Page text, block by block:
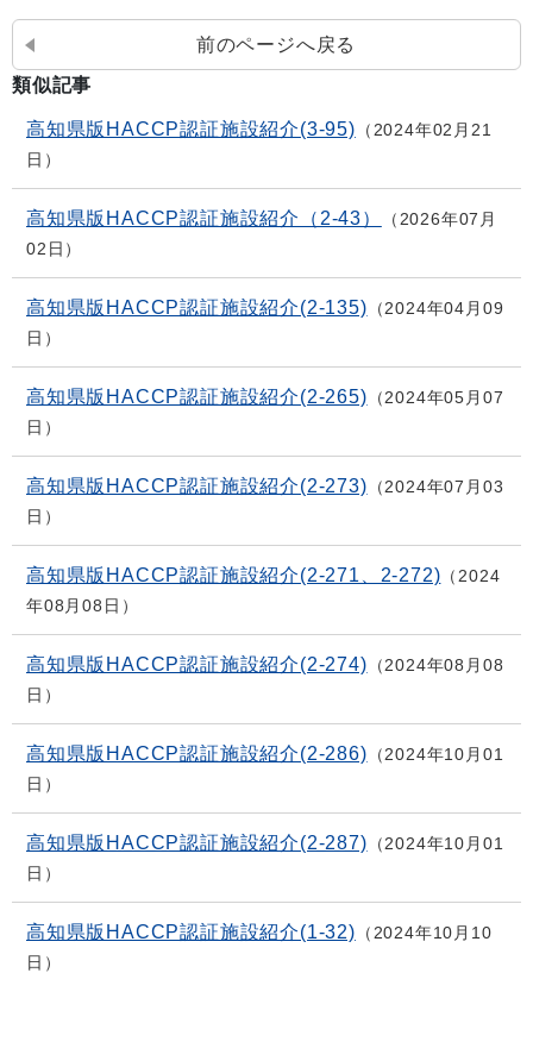
前のページへ戻る
類似記事
高知県版HACCP認証施設紹介(3-95)
2024年02月21
日
高知県版HACCP認証施設紹介（2-43）
2026年07月
02日
高知県版HACCP認証施設紹介(2-135)
2024年04月09
日
高知県版HACCP認証施設紹介(2-265)
2024年05月07
日
高知県版HACCP認証施設紹介(2-273)
2024年07月03
日
高知県版HACCP認証施設紹介(2-271、2-272)
2024
年08月08日
高知県版HACCP認証施設紹介(2-274)
2024年08月08
日
高知県版HACCP認証施設紹介(2-286)
2024年10月01
日
高知県版HACCP認証施設紹介(2-287)
2024年10月01
日
高知県版HACCP認証施設紹介(1-32)
2024年10月10
日